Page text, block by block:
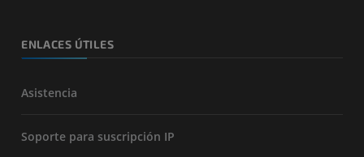
ENLACES ÚTILES
Asistencia
Soporte para suscripción IP